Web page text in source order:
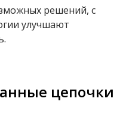
решений, с
улучшают
цепочки